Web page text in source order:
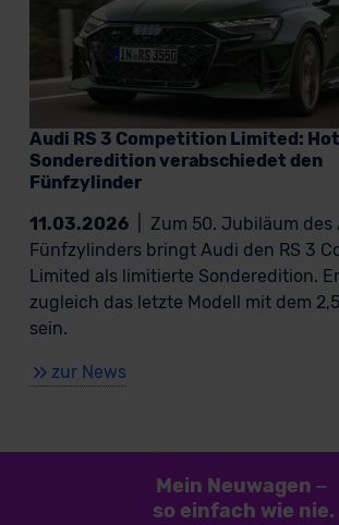
Audi RS 3 Competition Limited:
Sonderedition verabschiedet den
Fünfzylinder
11.03.2026
Zum 50. Jubiläum des
Fünfzylinders bringt Audi den RS 3
Limited als limitierte Sonderedition.
zugleich das letzte Modell mit dem
sein.
zur News
Mein Neuwagen –
so einfach wie nie.